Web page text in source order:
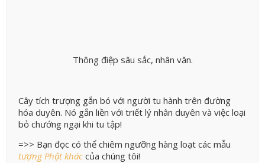
Thông điệp sâu sắc, nhân văn.
Cây tích trượng gắn bó với người tu hành trên đường
hóa duyên. Nó gắn liền với triết lý nhân duyên và việc loại
bỏ chướng ngại khi tu tập!
=>> Bạn đọc có thể chiêm ngưỡng hàng loạt các mẫu
tượng Phật khác của chúng tôi!